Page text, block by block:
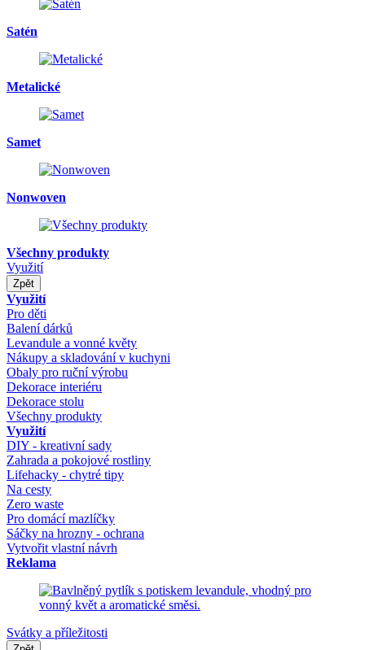
Satén
Metalické
Samet
Nonwoven
Všechny produkty
Využití
Zpět
Využití
Pro děti
Balení dárků
Levandule a vonné květy
Nákupy a skladování v kuchyni
Obaly pro ruční výrobu
Dekorace interiéru
Dekorace stolu
Všechny produkty
Využití
DIY - kreativní sady
Zahrada a pokojové rostliny
Lifehacky - chytré tipy
Na cesty
Zero waste
Pro domácí mazlíčky
Sáčky na hrozny - ochrana
Vytvořit vlastní návrh
Reklama
Svátky a příležitosti